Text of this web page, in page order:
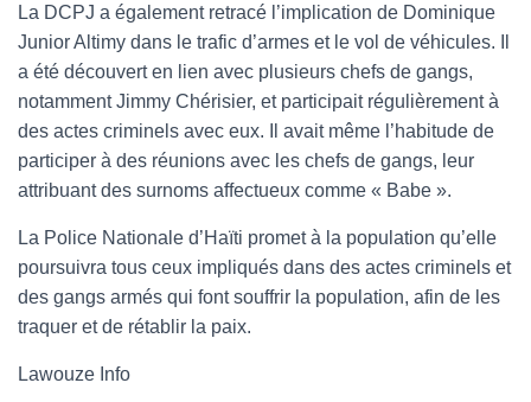
La DCPJ a également retracé l’implication de Dominique
Junior Altimy dans le trafic d’armes et le vol de véhicules. Il
a été découvert en lien avec plusieurs chefs de gangs,
notamment Jimmy Chérisier, et participait régulièrement à
des actes criminels avec eux. Il avait même l’habitude de
participer à des réunions avec les chefs de gangs, leur
attribuant des surnoms affectueux comme « Babe ».
La Police Nationale d’Haïti promet à la population qu’elle
poursuivra tous ceux impliqués dans des actes criminels et
des gangs armés qui font souffrir la population, afin de les
traquer et de rétablir la paix.
Lawouze Info